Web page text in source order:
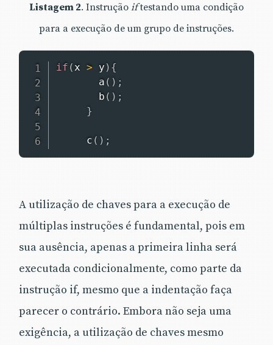
Listagem 2. Instrução iftestando uma condição
para a execução de um grupo de instruções.
if ( x > y ) {
a ( ) ;
b ( ) ;
}
c ( ) ;
A utilização de chaves para a execução de
múltiplas instruções é fundamental, pois em
sua ausência, apenas a primeira linha será
executada condicionalmente, como parte da
instrução if, mesmo que a indentação faça
parecer o contrário. Embora não seja uma
exigência, a utilização de chaves mesmo